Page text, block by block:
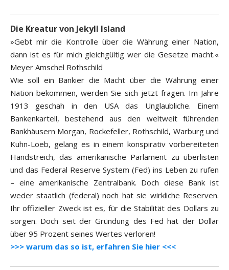
Die Kreatur von Jekyll Island
»Gebt mir die Kontrolle über die Währung einer Nation,
dann ist es für mich gleichgültig wer die Gesetze macht.«
Meyer Amschel Rothschild
Wie soll ein Bankier die Macht über die Währung einer
Nation bekommen, werden Sie sich jetzt fragen. Im Jahre
1913 geschah in den USA das Unglaubliche. Einem
Bankenkartell, bestehend aus den weltweit führenden
Bankhäusern Morgan, Rockefeller, Rothschild, Warburg und
Kuhn-Loeb, gelang es in einem konspirativ vorbereiteten
Handstreich, das amerikanische Parlament zu überlisten
und das Federal Reserve System (Fed) ins Leben zu rufen
– eine amerikanische Zentralbank. Doch diese Bank ist
weder staatlich (federal) noch hat sie wirkliche Reserven.
Ihr offizieller Zweck ist es, für die Stabilität des Dollars zu
sorgen. Doch seit der Gründung des Fed hat der Dollar
über 95 Prozent seines Wertes verloren!
>>> warum das so ist, erfahren Sie hier <<<